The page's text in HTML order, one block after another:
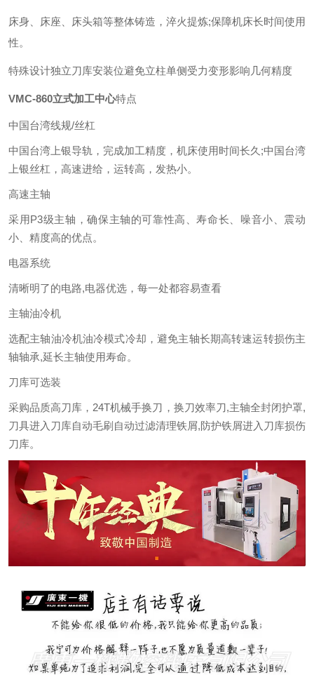
床身、床座、床头箱等整体铸造，淬火提炼;保障机床长时间使用
性。
特殊设计独立刀库安装位避免立柱单侧受力变形影响几何精度
VMC-860立式加工中心特点
中国台湾线规/丝杠
中国台湾上银导轨，完成加工精度，机床使用时间长久;中国台湾
上银丝杠，高速进给，运转高，发热小。
高速主轴
采用P3级主轴，确保主轴的可靠性高、寿命长、噪音小、震动
小、精度高的优点。
电器系统
清晰明了的电路,电器优选，每一处都容易查看
主轴油冷机
选配主轴油冷机油冷模式冷却，避免主轴长期高转速运转损伤主
轴轴承,延长主轴使用寿命。
刀库可选装
采购品质高刀库，24T机械手换刀，换刀效率刀,主轴全封闭护罩,
刀具进入刀库自动毛刷自动过滤清理铁屑,防护铁屑进入刀库损伤
刀库。